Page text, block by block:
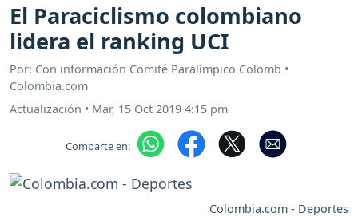
El Paraciclismo colombiano
lidera el ranking UCI
Por: Con información Comité Paralímpico Colomb •
Colombia.com
Actualización • Mar, 15 Oct 2019 4:15 pm
Comparte en:
Colombia.com - Deportes